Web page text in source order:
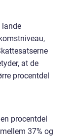
lande
at de
procentdel
procentdel
37% og